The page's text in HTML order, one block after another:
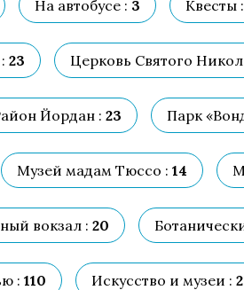
На автобусе : 3 Квесты :
23 Церковь Святого
Йордан : 23 Парк
Музей мадам Тюссо : 14
вокзал : 20
: 110 Искусство и музеи :